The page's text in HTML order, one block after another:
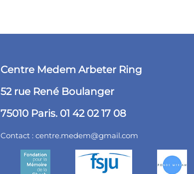
Centre Medem Arbeter Ring
52 rue René Boulanger
75010 Paris. 01 42 02 17 08
Contact :centre.medem@gmail.com